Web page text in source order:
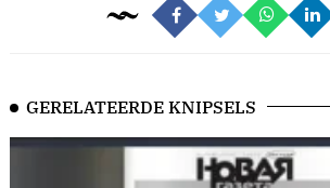
GERELATEERDE KNIPSELS